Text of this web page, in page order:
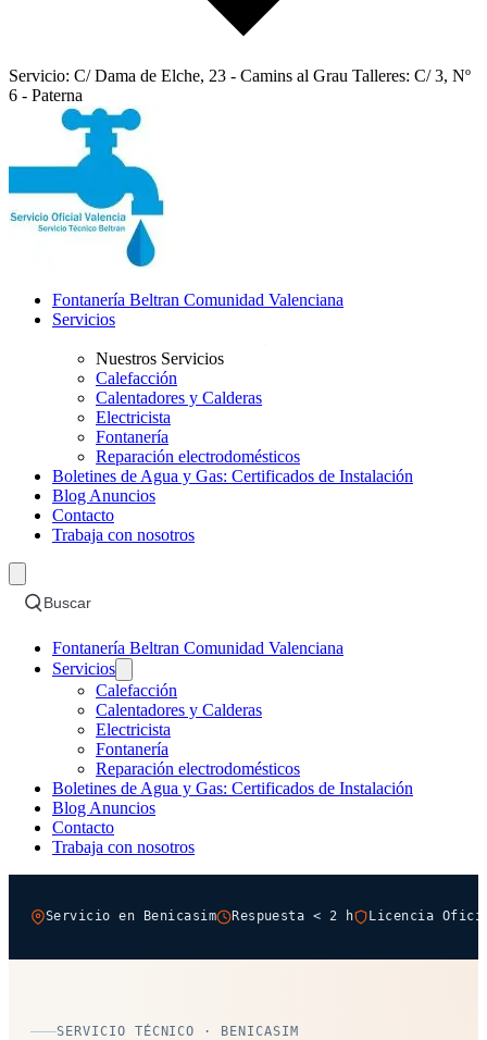
Servicio: C/ Dama de Elche, 23 - Camins al Grau Talleres: C/ 3, Nº
6 - Paterna
Fontanería Beltran Comunidad Valenciana
Servicios
Nuestros Servicios
Calefacción
Calentadores y Calderas
Electricista
Fontanería
Reparación electrodomésticos
Boletines de Agua y Gas: Certificados de Instalación
Blog Anuncios
Contacto
Trabaja con nosotros
Buscar
Fontanería Beltran Comunidad Valenciana
Servicios
Calefacción
Calentadores y Calderas
Electricista
Fontanería
Reparación electrodomésticos
Boletines de Agua y Gas: Certificados de Instalación
Blog Anuncios
Contacto
Trabaja con nosotros
Servicio en Benicasim Respuesta < 2 h Licencia
SERVICIO TÉCNICO · BENICASIM